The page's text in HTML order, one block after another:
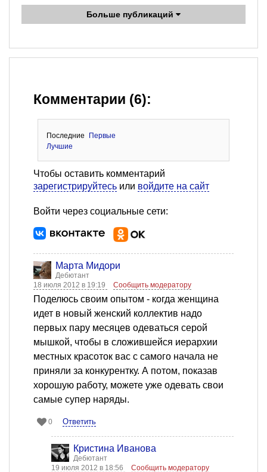
Больше публикаций
Комментарии (6):
Последние
Первые
Лучшие
Чтобы оставить комментарий
зарегистрируйтесь или войдите на сайт
Войти через социальные сети:
Марта Мидори
Дебютант
18 июля 2012 в 19:19
Сообщить модератору
Поделюсь своим опытом - когда женщина
идет в новый женский коллектив надо
первых пару месяцев одеваться серой
мышкой, чтобы в сложившейся иерархии
местных красоток вас с самого начала не
приняли за конкурентку. А потом, показав
хорошую работу, можете уже одевать свои
самые супер наряды.
0 Ответить
Кристина Иванова
Дебютант
19 июля 2012 в 18:56
Сообщить модератору